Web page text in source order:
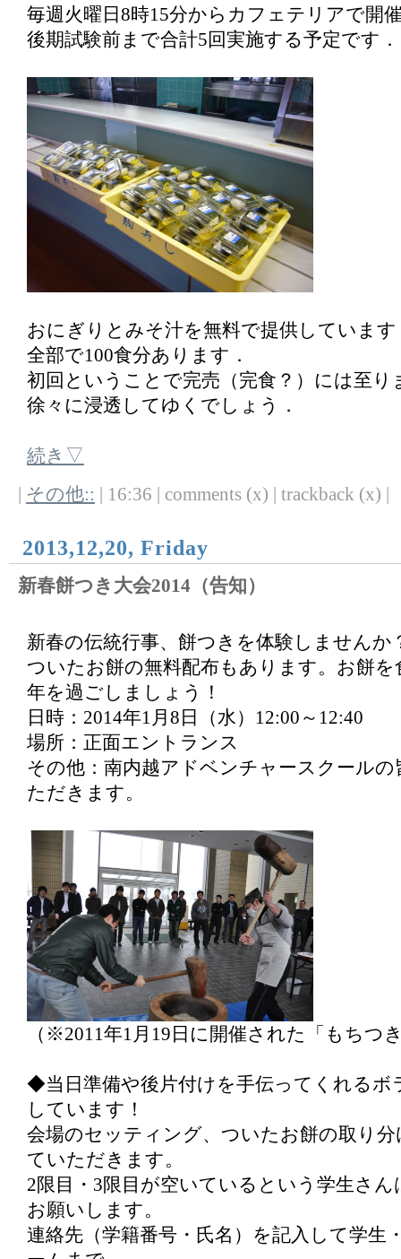
毎週火曜日8時15分からカフェテリアで開
後期試験前まで合計5回実施する予定です．
おにぎりとみそ汁を無料で提供しています
全部で100食分あります．
初回ということで完売（完食？）には至り
徐々に浸透してゆくでしょう．
続き▽
その他:: | 16:36 | comments (x) | trackback (x) |
2013,12,20, Friday
新春餅つき大会2014（告知）
新春の伝統行事、餅つきを体験しませんか
ついたお餅の無料配布もあります。お餅を
年を過ごしましょう！
日時：2014年1月8日（水）12:00～12:40
場所：正面エントランス
その他：南内越アドベンチャースクール
ただきます。
（※2011年1月19日に開催された「もちつ
◆当日準備や後片付けを手伝ってくれるボ
しています！
会場のセッティング、ついたお餅の取り
ていただきます。
2限目・3限目が空いているという学生さ
お願いします。
連絡先（学籍番号・氏名）を記入して学生